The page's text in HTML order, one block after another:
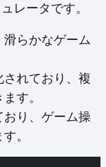
レータです。
滑らかなゲーム
されており、複
す。
おり、ゲーム操
。